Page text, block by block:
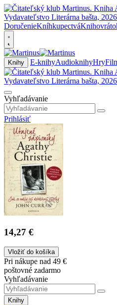
DoručenieKníhkupectvá
Knihy E-knihyAudioknihyHry
Vyhľadávanie
Prihlásiť
14,27 €
Vložiť do košíka
Pri nákupe nad 49 €
poštovné zadarmo
Vyhľadávanie
Knihy